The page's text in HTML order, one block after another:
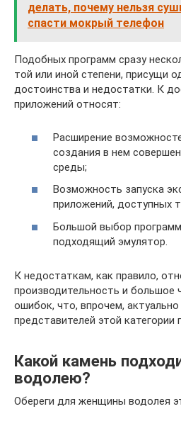
делать, почему нельзя
спасти мокрый телефон
Подобных программ сразу
той или иной степени, присущи
достоинства и недостатки. К
приложений относят:
Расширение
создания в нем
среды;
Возможность запуска
приложений, доступных
Большой выбор
подходящий эмулятор.
К недостаткам, как правило,
производительность и большое
ошибок, что, впрочем,
представителей этой категории
Какой камень
водолею?
Обереги для женщины водолея